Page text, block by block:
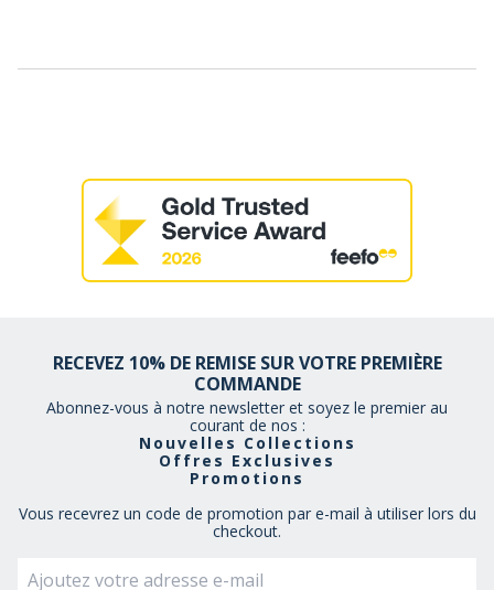
RECEVEZ 10% DE REMISE SUR VOTRE PREMIÈRE
COMMANDE
Abonnez-vous à notre newsletter et soyez le premier au
courant de nos :
Nouvelles Collections
Offres Exclusives
Promotions
Vous recevrez un code de promotion par e-mail à utiliser lors du
checkout.